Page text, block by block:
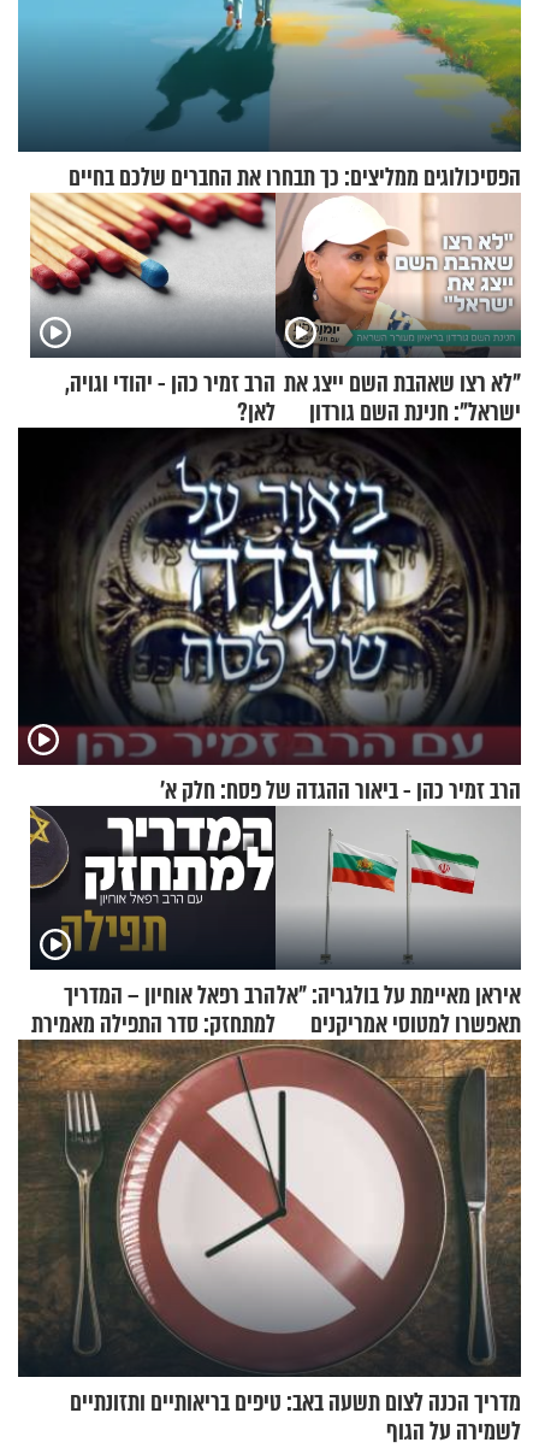
הפסיכולוגים ממליצים: כך תבחרו את החברים שלכם בחיים
"לא רצו שאהבת השם ייצג את
ישראל": חנינת השם גורדון
בריאיון מעורר השראה
הרב זמיר כהן - יהודי וגויה,
לאן?
הרב זמיר כהן - ביאור ההגדה של פסח: חלק א’
איראן מאיימת על בולגריה: "אל
תאפשרו למטוסי אמריקנים
להמריא מהשטח שלכם"
הרב רפאל אוחיון – המדריך
למתחזק: סדר התפילה מאמירת
הקורבנות ועד קריאת שמע
מדריך הכנה לצום תשעה באב: טיפים בריאותיים ותזונתיים
לשמירה על הגוף